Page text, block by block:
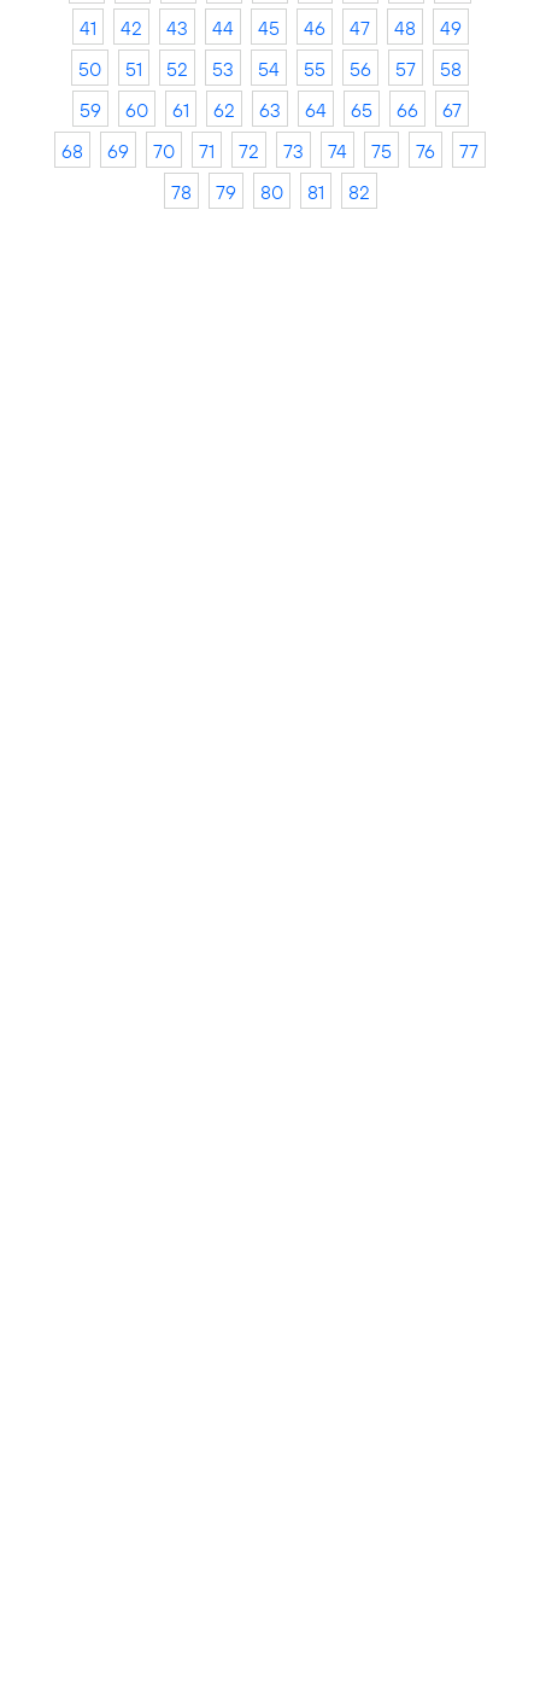
41
42 43 44 45 46 47 48
49
50
51 52 53 54 55 56 57
58
59
60 61 62 63 64 65 66
67
68
69 70 71 72 73 74 75 76
77
78
79 80 81 82